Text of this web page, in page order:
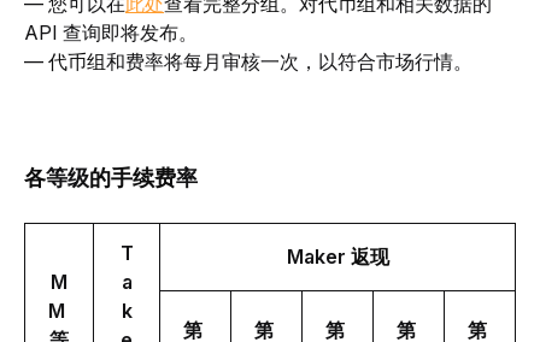
API 查询即将发布。
— 代币组和费率将每月审核一次，以符合市场行情。
各等级的手续费率
M
M
T
a
k
Maker 返现
第
第
第
第
第